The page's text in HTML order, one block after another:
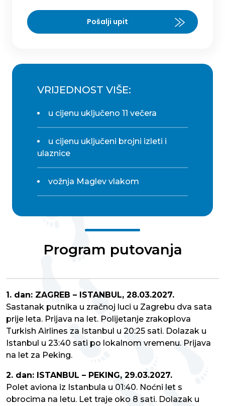
Pošalji upit
VRIJEDNOST VIŠE:
u cijenu uključeno 11 večera
u cijenu uključeni brojni izleti i
ulaznice
vožnja Maglev vlakom
Program putovanja
1. dan: ZAGREB – ISTANBUL, 28.03.2027.
Sastanak putnika u zračnoj luci u Zagrebu dva sata
prije leta. Prijava na let. Polijetanje zrakoplova
Turkish Airlines za Istanbul u 20:25 sati. Dolazak u
Istanbul u 23:40 sati po lokalnom vremenu. Prijava
na let za Peking.
2. dan: ISTANBUL – PEKING, 29.03.2027.
Polet aviona iz Istanbula u 01:40. Noćni let s
obrocima na letu. Let traje oko 8 sati. Dolazak u